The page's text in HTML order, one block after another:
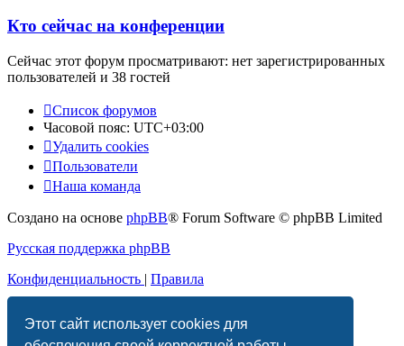
Этот сайт использует cookies для
Кто сейчас на конференции
Сейчас этот форум просматривают: нет зарегистрированных
пользователей и 38 гостей
Список форумов
Часовой пояс: UTC+03:00
Удалить cookies
Пользователи
Наша команда
Создано на основе phpBB® Forum Software © phpBB Limited
Русская поддержка phpBB
Конфиденциальность | Правила